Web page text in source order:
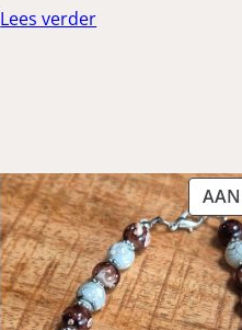
Lees verder